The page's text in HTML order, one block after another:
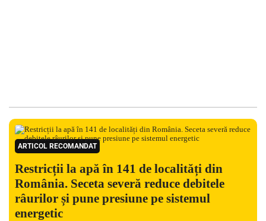
ARTICOL RECOMANDAT
Restricții la apă în 141 de localități din
România. Seceta severă reduce debitele
râurilor și pune presiune pe sistemul
energetic